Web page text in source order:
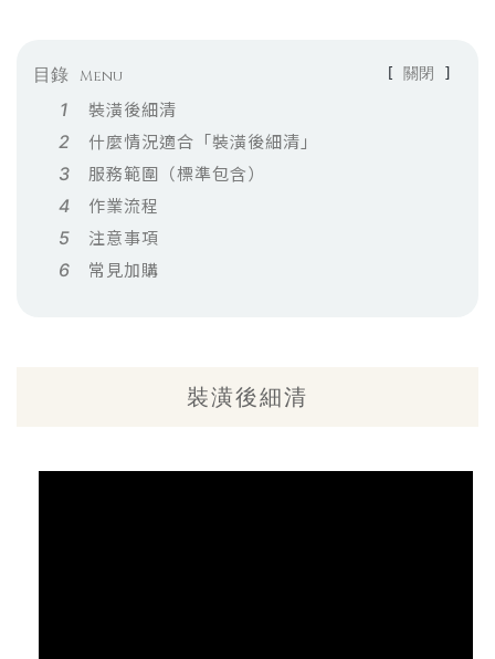
目錄 Menu [ 關閉 ]
裝潢後細清
什麼情況適合「裝潢後細清」
服務範圍（標準包含）
作業流程
注意事項
常見加購
裝潢後細清